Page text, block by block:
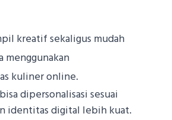
kreatif sekaligus mudah
menggunakan
kuliner online.
dipersonalisasi sesuai
identitas digital lebih kuat.